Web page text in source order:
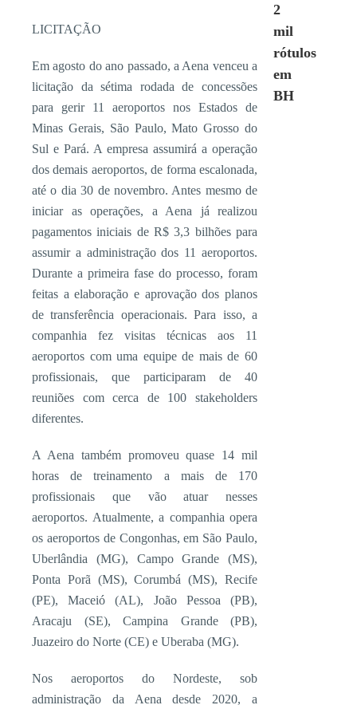
LICITAÇÃO
Em agosto do ano passado, a Aena venceu a
licitação da sétima rodada de concessões
para gerir 11 aeroportos nos Estados de
Minas Gerais, São Paulo, Mato Grosso do
Sul e Pará. A empresa assumirá a operação
dos demais aeroportos, de forma escalonada,
até o dia 30 de novembro. Antes mesmo de
iniciar as operações, a Aena já realizou
pagamentos iniciais de R$ 3,3 bilhões para
assumir a administração dos 11 aeroportos.
Durante a primeira fase do processo, foram
feitas a elaboração e aprovação dos planos
de transferência operacionais. Para isso, a
companhia fez visitas técnicas aos 11
aeroportos com uma equipe de mais de 60
profissionais, que participaram de 40
reuniões com cerca de 100 stakeholders
diferentes.
A Aena também promoveu quase 14 mil
horas de treinamento a mais de 170
profissionais que vão atuar nesses
aeroportos. Atualmente, a companhia opera
os aeroportos de Congonhas, em São Paulo,
Uberlândia (MG), Campo Grande (MS),
Ponta Porã (MS), Corumbá (MS), Recife
(PE), Maceió (AL), João Pessoa (PB),
Aracaju (SE), Campina Grande (PB),
Juazeiro do Norte (CE) e Uberaba (MG).
Nos aeroportos do Nordeste, sob
administração da Aena desde 2020, a
2
mil
rótulos
em
BH